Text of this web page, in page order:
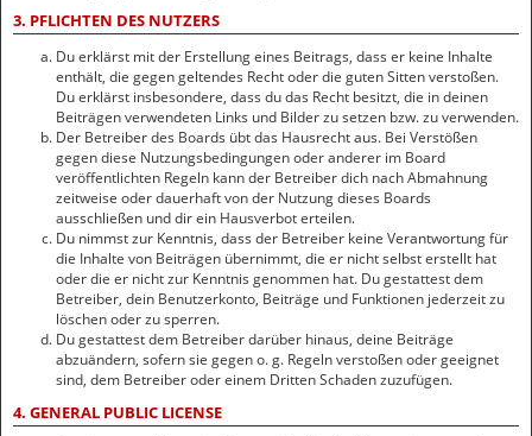
3. PFLICHTEN DES NUTZERS
Du erklärst mit der Erstellung eines Beitrags, dass er keine Inhalte
enthält, die gegen geltendes Recht oder die guten Sitten verstoßen.
Du erklärst insbesondere, dass du das Recht besitzt, die in deinen
Beiträgen verwendeten Links und Bilder zu setzen bzw. zu verwenden.
Der Betreiber des Boards übt das Hausrecht aus. Bei Verstößen
gegen diese Nutzungsbedingungen oder anderer im Board
veröffentlichten Regeln kann der Betreiber dich nach Abmahnung
zeitweise oder dauerhaft von der Nutzung dieses Boards
ausschließen und dir ein Hausverbot erteilen.
Du nimmst zur Kenntnis, dass der Betreiber keine Verantwortung für
die Inhalte von Beiträgen übernimmt, die er nicht selbst erstellt hat
oder die er nicht zur Kenntnis genommen hat. Du gestattest dem
Betreiber, dein Benutzerkonto, Beiträge und Funktionen jederzeit zu
löschen oder zu sperren.
Du gestattest dem Betreiber darüber hinaus, deine Beiträge
abzuändern, sofern sie gegen o. g. Regeln verstoßen oder geeignet
sind, dem Betreiber oder einem Dritten Schaden zuzufügen.
4. GENERAL PUBLIC LICENSE